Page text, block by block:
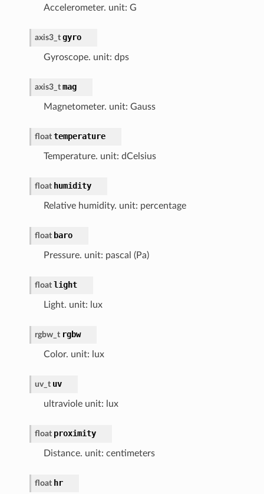
Accelerometer. unit: G
axis3_t gyro
Gyroscope. unit: dps
axis3_t mag
Magnetometer. unit: Gauss
float temperature
Temperature. unit: dCelsius
float humidity
Relative humidity. unit: percentage
float baro
Pressure. unit: pascal (Pa)
float light
Light. unit: lux
rgbw_t rgbw
Color. unit: lux
uv_t uv
ultraviole unit: lux
float proximity
Distance. unit: centimeters
float hr